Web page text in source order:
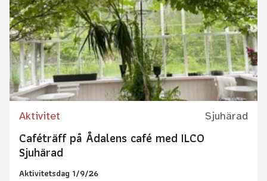
Aktivitet Sjuhärad
Caféträff på Ådalens café med ILCO
Sjuhärad
Aktivitetsdag 1/9/26